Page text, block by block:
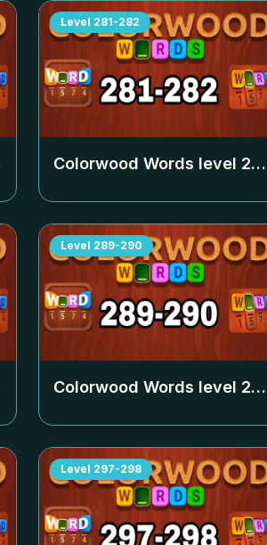
Level 281-282
Colorwood Words level 281-282
Level 289-290
Colorwood Words level 289-290
Level 297-298